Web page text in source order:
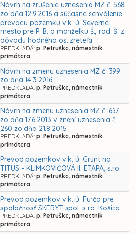
Návrh na zrušenie uznesenia MZ č. 568
zo dňa 12.9.2016 a súčasne schválenie
prevodu pozemku v k. ú. Severné
mesto pre P. B. a manželku Š., rod. Š. z
dôvodu hodného os. zreteľa
PREDKLADÁ: p. Petruško, námestník
primátora
Návrh na zmenu uznesenia MZ č. 399
zo dňa 14.3.2016
PREDKLADÁ: p. Petruško, námestník
primátora
Návrh na zmenu uznesenia MZ č. 667
zo dňa 17.6.2013 v znení uznesenia č.
260 zo dňa 21.8.2015
PREDKLADÁ: p. Petruško, námestník
primátora
Prevod pozemkov v k. ú. Grunt na
TITUS – KLIMKOVIČOVÁ II. ETAPA, s.r.o.
PREDKLADÁ: p. Petruško, námestník
primátora
Prevod pozemkov v k. ú. Furča pre
spoločnosť SKEBYT spol. s r.o. Košice
PREDKLADÁ: p. Petruško, námestník
primátora